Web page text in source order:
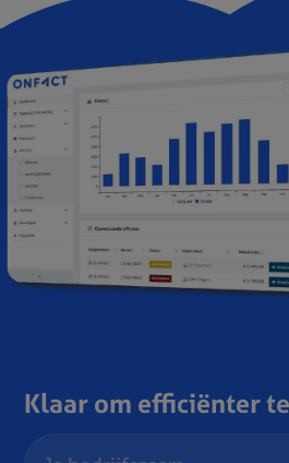
Klaar om efficiënter